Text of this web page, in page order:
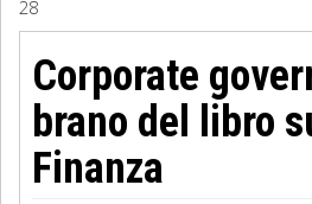
Filosofia
Storia
28
Corporate
brano del libro
Finanza